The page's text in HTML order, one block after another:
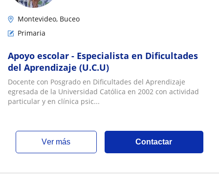
Montevideo, Buceo
Primaria
Apoyo escolar - Especialista en Dificultades
del Aprendizaje (U.C.U)
Docente con Posgrado en Dificultades del Aprendizaje
egresada de la Universidad Católica en 2002 con actividad
particular y en clínica psic...
ver más Contactar